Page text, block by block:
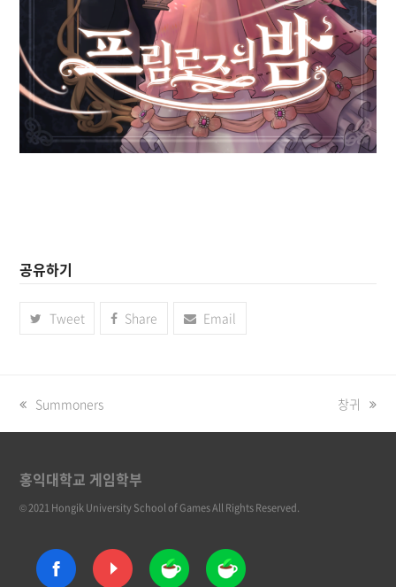
공유하기
Tweet Share Email
previous
Summoners
next
창귀
홍익대학교 게임학부
© 2021 Hongik University School of Games All Rights Reserved.